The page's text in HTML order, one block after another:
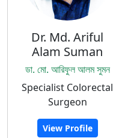
Dr. Md. Ariful
Alam Suman
ডা. মো. আরিফুল আলম সুমন
Specialist Colorectal
Surgeon
View Profile